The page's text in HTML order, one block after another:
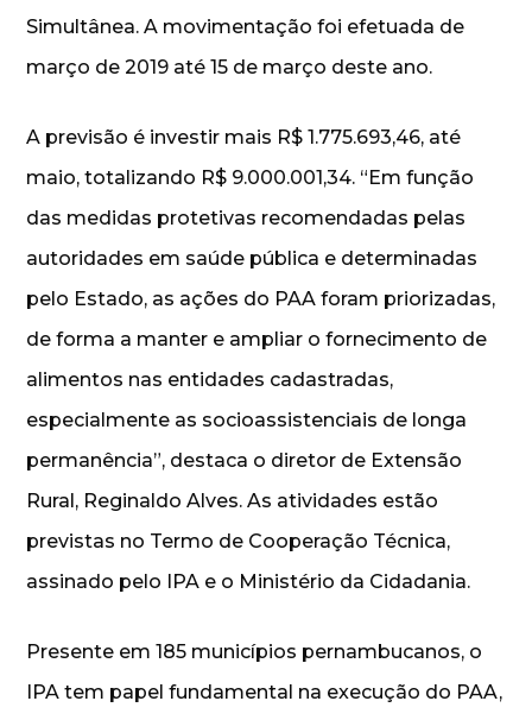
Simultânea. A movimentação foi efetuada de
março de 2019 até 15 de março deste ano.
A previsão é investir mais R$ 1.775.693,46, até
maio, totalizando R$ 9.000.001,34. “Em função
das medidas protetivas recomendadas pelas
autoridades em saúde pública e determinadas
pelo Estado, as ações do PAA foram priorizadas,
de forma a manter e ampliar o fornecimento de
alimentos nas entidades cadastradas,
especialmente as socioassistenciais de longa
permanência”, destaca o diretor de Extensão
Rural, Reginaldo Alves. As atividades estão
previstas no Termo de Cooperação Técnica,
assinado pelo IPA e o Ministério da Cidadania.
Presente em 185 municípios pernambucanos, o
IPA tem papel fundamental na execução do PAA,